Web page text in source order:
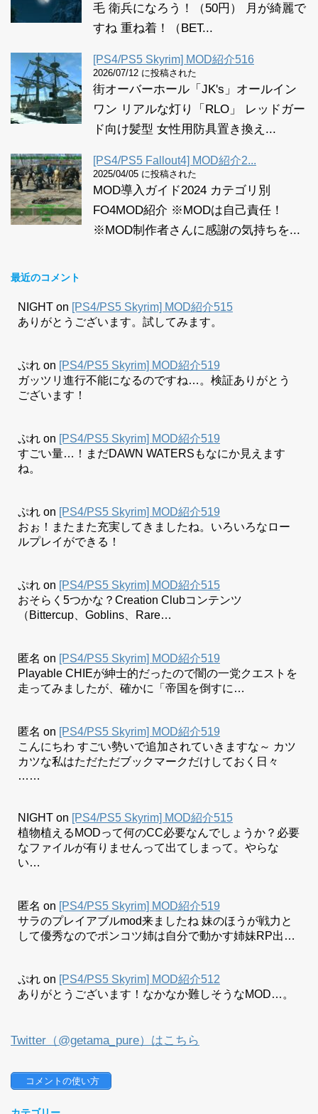
毛 衛兵になろう！（50円） 月が綺麗で
すね 重ね着！（BET...
[PS4/PS5 Skyrim] MOD紹介516
2026/07/12 に投稿された
街オーバーホール「JK's」オールイン
ワン リアルな灯り「RLO」 レッドガー
ド向け髪型 女性用防具置き換え...
[PS4/PS5 Fallout4] MOD紹介2...
2025/04/05 に投稿された
MOD導入ガイド2024 カテゴリ別
FO4MOD紹介 ※MODは自己責任！
※MOD制作者さんに感謝の気持ちを...
最近のコメント
NIGHT on [PS4/PS5 Skyrim] MOD紹介515
ありがとうございます。試してみます。
ぷれ on [PS4/PS5 Skyrim] MOD紹介519
ガッツリ進行不能になるのですね…。検証ありがとう
ございます！
ぷれ on [PS4/PS5 Skyrim] MOD紹介519
すごい量…！まだDAWN WATERSもなにか見えます
ね。
ぷれ on [PS4/PS5 Skyrim] MOD紹介519
おぉ！またまた充実してきましたね。いろいろなロー
ルプレイができる！
ぷれ on [PS4/PS5 Skyrim] MOD紹介515
おそらく5つかな？Creation Clubコンテンツ
（Bittercup、Goblins、Rare…
匿名 on [PS4/PS5 Skyrim] MOD紹介519
Playable CHIEが紳士的だったので闇の一党クエストを
走ってみましたが、確かに「帝国を倒すに…
匿名 on [PS4/PS5 Skyrim] MOD紹介519
こんにちわ すごい勢いで追加されていきますな～ カツ
カツな私はただただブックマークだけしておく日々
……
NIGHT on [PS4/PS5 Skyrim] MOD紹介515
植物植えるMODって何のCC必要なんでしょうか？必要
なファイルが有りませんって出てしまって。やらな
い…
匿名 on [PS4/PS5 Skyrim] MOD紹介519
サラのプレイアブルmod来ましたね 妹のほうが戦力と
して優秀なのでポンコツ姉は自分で動かす姉妹RP出…
ぷれ on [PS4/PS5 Skyrim] MOD紹介512
ありがとうございます！なかなか難しそうなMOD…。
Twitter（@getama_pure）はこちら
コメントの使い方